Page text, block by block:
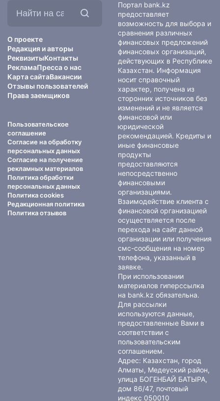
О проекте
Редакция и авторы
РеквизитыКонтакты
РекламаПресса о нас
Карта сайтаВакансии
Отзывы пользователей
Права заемщиков
Пользовательское
соглашение
Согласие на обработку
персональных данных
Согласие на получение
рекламных материалов
Политика обработки
персональных данных
Политика cookies
Редакционная политика
Политика отзывов
Портал bank.kz
предоставляет
возможность для выбора и
сравнения различных
финансовых предложений
финансовых организаций,
действующих в Республике
Казахстан. Информация
носит справочный
характер, получена из
сторонних источников без
изменений и не является
финансовой или
юридической
рекомендацией. Кредиты и
иные финансовые
продукты
предоставляются
непосредственно
финансовыми
организациями.
Взаимодействие клиента с
финансовой организацией
осуществляется после
перехода на сайт данной
организации или получения
смс-сообщения на номер
телефона, указанный в
заявке.
При использовании
материалов гиперссылка
на bank.kz обязательна.
Для рассылки
используются данные,
предоставленные Вами в
соответствии с
пользовательским
соглашением.
Адрес: Казахстан, город
Алматы, Медеуский район,
улица БОГЕНБАЙ БАТЫРА,
дом 86/47, почтовый
индекс 050010